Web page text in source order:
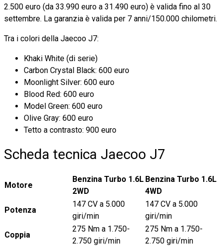
2.500 euro (da 33.990 euro a 31.490 euro) è valida fino al 30
settembre. La garanzia è valida per 7 anni/150.000 chilometri.
Tra i colori della Jaecoo J7:
Khaki White (di serie)
Carbon Crystal Black: 600 euro
Moonlight Silver: 600 euro
Blood Red: 600 euro
Model Green: 600 euro
Olive Gray: 600 euro
Tetto a contrasto: 900 euro
Scheda tecnica Jaecoo J7
Motore
Benzina Turbo 1.6L
2WD
Benzina Turbo 1.6L
4WD
Potenza
147 CV a 5.000
giri/min
147 CV a 5.000
giri/min
Coppia
275 Nm a 1.750-
2.750 giri/min
275 Nm a 1.750-
2.750 giri/min